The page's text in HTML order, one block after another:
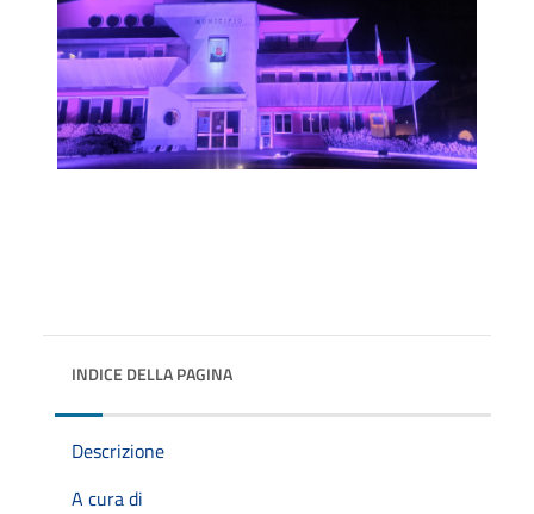
INDICE DELLA PAGINA
Descrizione
A cura di